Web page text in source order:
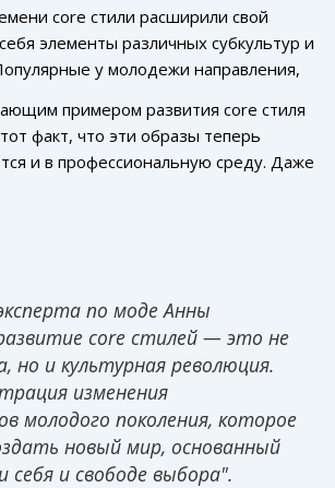
и отказом от массовых
Люди начали уставать от
модных предложений и стремились
как своего рода пародия, оно
популярность, порождая за собой
как бы освободил людей от
показав, что каждый может
стилистом и продумывать
наиболее полно отражают его
core стили расширили свой
элементы различных субкультур и
у молодежи направления,
черпают свое вдохновение
и фантазийной литературы. Как
модные аналитики, именно такие
примером развития core стиля
факт, что эти образы теперь
и в профессиональную среду. Даже
что, несомненно, обогащает
человека. Неудивительно, что
поощряют сотрудников выражать
по моде Анны
core стилей — это не
но и культурная революция.
изменения
молодого поколения, которое
новый мир, основанный
себя и свободе выбора".